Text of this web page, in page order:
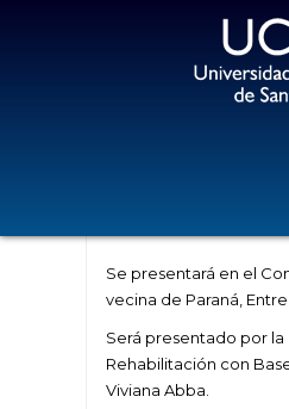
Se presentará en el
vecina de Paraná, Entre
Será presentado por
Rehabilitación con
Viviana Abba.